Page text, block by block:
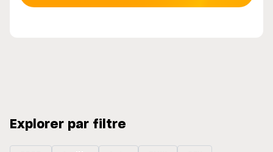
Explorer par filtre